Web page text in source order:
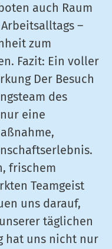
auch Raum
–
zum
Fazit: Ein voller
Der Besuch
des
eine
frischem
Teamgeist
uns darauf,
täglichen
hat uns nicht nur